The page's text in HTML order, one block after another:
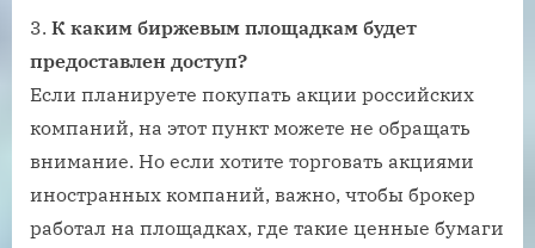
К каким биржевым площадкам будет
предоставлен доступ?
Если планируете покупать акции российских
компаний, на этот пункт можете не обращать
внимание. Но если хотите торговать акциями
иностранных компаний, важно, чтобы брокер
работал на площадках, где такие ценные бумаги